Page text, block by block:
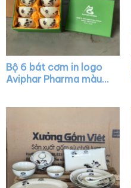
Bộ 6 bát cơm in logo
Aviphar Pharma màu